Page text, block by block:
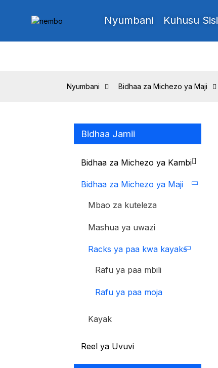
Nyumbani Kuhusu Sisi
Nyumbani Bidhaa za Michezo ya Maji
Bidhaa Jamii
Bidhaa za Michezo ya Kambi
Bidhaa za Michezo ya Maji
Mbao za kuteleza
Mashua ya uwazi
Racks ya paa kwa kayaks
Rafu ya paa mbili
Rafu ya paa moja
Kayak
Reel ya Uvuvi